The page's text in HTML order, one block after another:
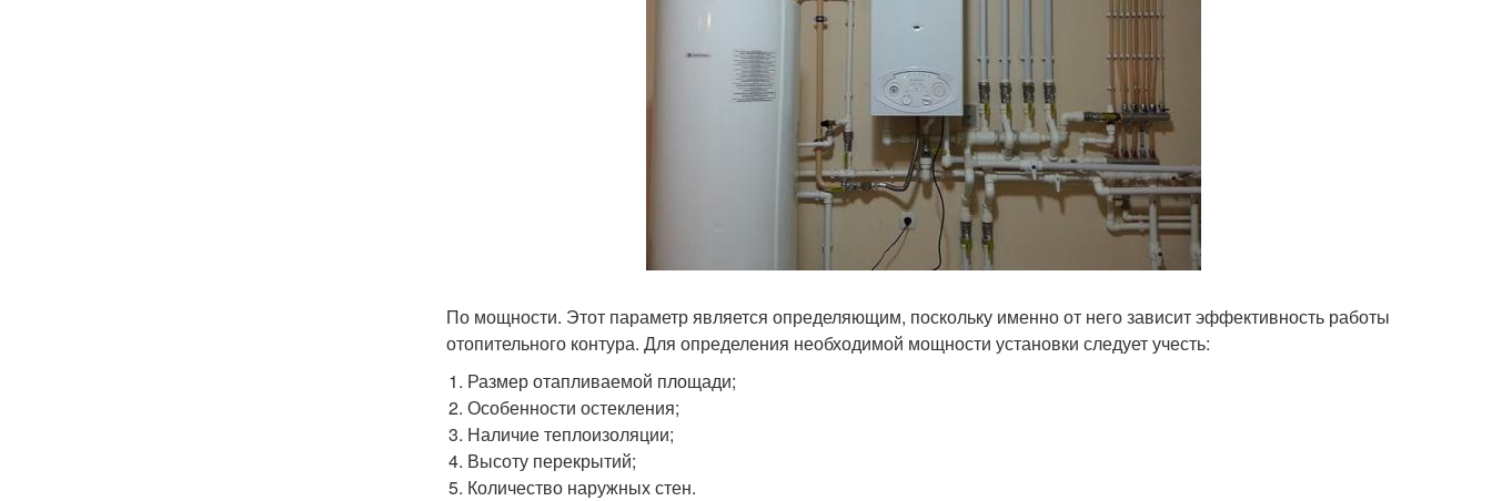
По мощности. Этот параметр является определяющим, поскольку именно от него зависит эффективность работы
отопительного контура. Для определения необходимой мощности установки следует учесть:
Размер отапливаемой площади;
Особенности остекления;
Наличие теплоизоляции;
Высоту перекрытий;
Количество наружных стен.